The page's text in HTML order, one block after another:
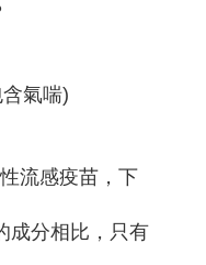
氣喘)
流感疫苗，下
成分相比，只有